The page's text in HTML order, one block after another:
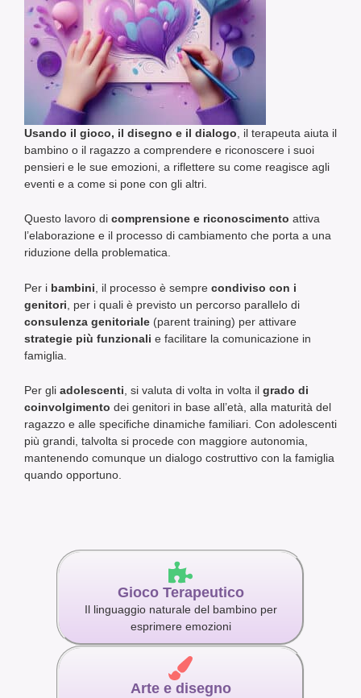
Usando il gioco, il disegno e il dialogo , il terapeuta aiuta il
bambino o il ragazzo a comprendere e riconoscere i suoi
pensieri e le sue emozioni, a riflettere su come reagisce agli
eventi e a come si pone con gli altri.
Questo lavoro di comprensione e riconoscimento attiva
l’elaborazione e il processo di cambiamento che porta a una
riduzione della problematica.
Per i bambini , il processo è sempre condiviso con i
genitori , per i quali è previsto un percorso parallelo di
consulenza genitoriale (parent training) per attivare
strategie più funzionali e facilitare la comunicazione in
famiglia.
Per gli adolescenti , si valuta di volta in volta il grado di
coinvolgimento dei genitori in base all’età, alla maturità del
ragazzo e alle specifiche dinamiche familiari. Con adolescenti
più grandi, talvolta si procede con maggiore autonomia,
mantenendo comunque un dialogo costruttivo con la famiglia
quando opportuno.
Gioco Terapeutico
Il linguaggio naturale del bambino per
esprimere emozioni
Arte e disegno